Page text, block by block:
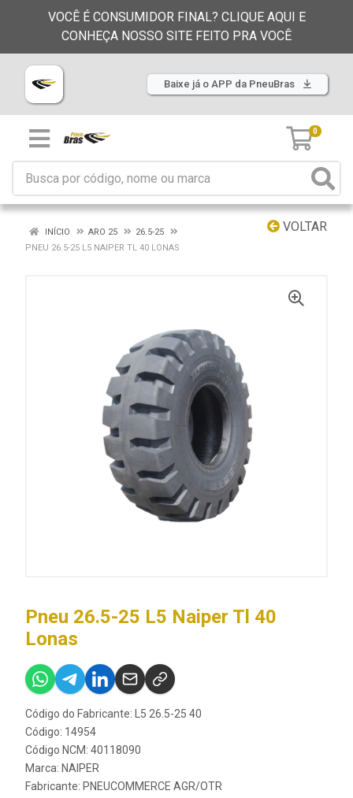
VOCÊ É CONSUMIDOR FINAL? CLIQUE AQUI E
CONHEÇA NOSSO SITE FEITO PRA VOCÊ
Baixe já o APP da PneuBras
0
VOLTAR
INÍCIO ARO 25
26.5-25
PNEU 26.5-25 L5 NAIPER TL 40 LONAS
Pneu 26.5-25 L5 Naiper Tl 40
Lonas
Código do Fabricante: L5 26.5-25 40
Código: 14954
Código NCM: 40118090
Marca: NAIPER
Fabricante: PNEUCOMMERCE AGR/OTR